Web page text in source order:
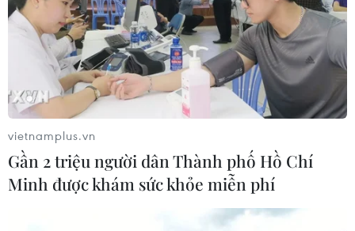
và sự hiện diện của Pháp ngữ tại khu vực châu Á-Thái
Bình Dương; sẵn sàng là cầu nối thúc đẩy quan hệ cộng
đồng Pháp ngữ và ASEAN.
vietnamplus.vn
Gần 2 triệu người dân Thành phố Hồ Chí
Minh được khám sức khỏe miễn phí